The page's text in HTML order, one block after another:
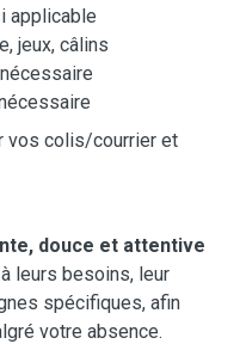
applicable
jeux, câlins
vos colis/courrier et
douce et attentive
leurs besoins, leur
spécifiques, afin
votre absence.